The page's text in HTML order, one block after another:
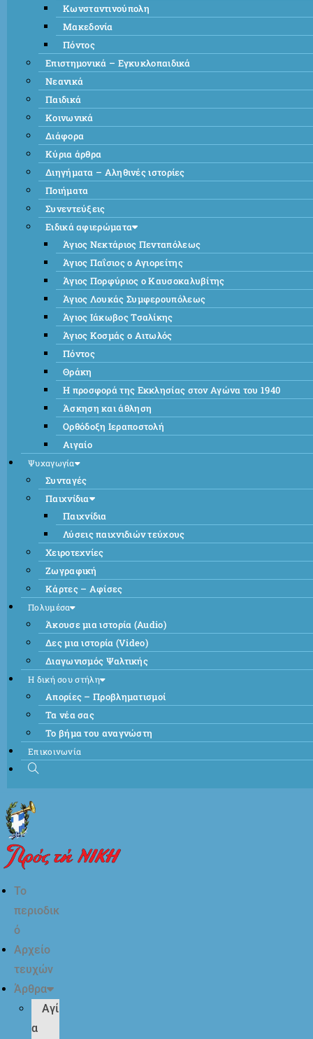
Κωνσταντινούπολη
Μακεδονία
Πόντος
Επιστημονικά – Εγκυκλοπαιδικά
Νεανικά
Παιδικά
Κοινωνικά
Διάφορα
Κύρια άρθρα
Διηγήματα – Αληθινές ιστορίες
Ποιήματα
Συνεντεύξεις
Ειδικά αφιερώματα
Άγιος Νεκτάριος Πενταπόλεως
Άγιος Παΐσιος ο Αγιορείτης
Άγιος Πορφύριος ο Καυσοκαλυβίτης
Άγιος Λουκάς Συμφερουπόλεως
Άγιος Ιάκωβος Τσαλίκης
Άγιος Κοσμάς ο Αιτωλός
Πόντος
Θράκη
Η προσφορά της Εκκλησίας στον Αγώνα του 1940
Άσκηση και άθληση
Ορθόδοξη Ιεραποστολή
Αιγαίο
Ψυχαγωγία
Συνταγές
Παιχνίδια
Παιχνίδια
Λύσεις παιχνιδιών τεύχους
Χειροτεχνίες
Ζωγραφική
Κάρτες – Αφίσες
Πολυμέσα
Άκουσε μια ιστορία (Audio)
Δες μια ιστορία (Video)
Διαγωνισμός Ψαλτικής
Η δική σου στήλη
Απορίες – Προβληματισμοί
Τα νέα σας
Το βήμα του αναγνώστη
Επικοινωνία
Το
περιοδικ
ό
Αρχείο
τευχών
Άρθρα
Αγί
α